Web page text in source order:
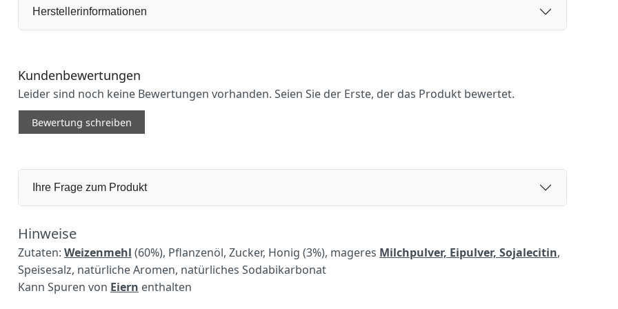
Herstellerinformationen
Kundenbewertungen
Leider sind noch keine Bewertungen vorhanden. Seien Sie der Erste, der das Produkt bewertet.
Bewertung schreiben
Ihre Frage zum Produkt
Hinweise
Zutaten: Weizenmehl (60%), Pflanzenöl, Zucker, Honig (3%), mageres Milchpulver, Eipulver, Sojalecitin,
Speisesalz, natürliche Aromen, natürliches Sodabikarbonat
Kann Spuren von Eiern enthalten